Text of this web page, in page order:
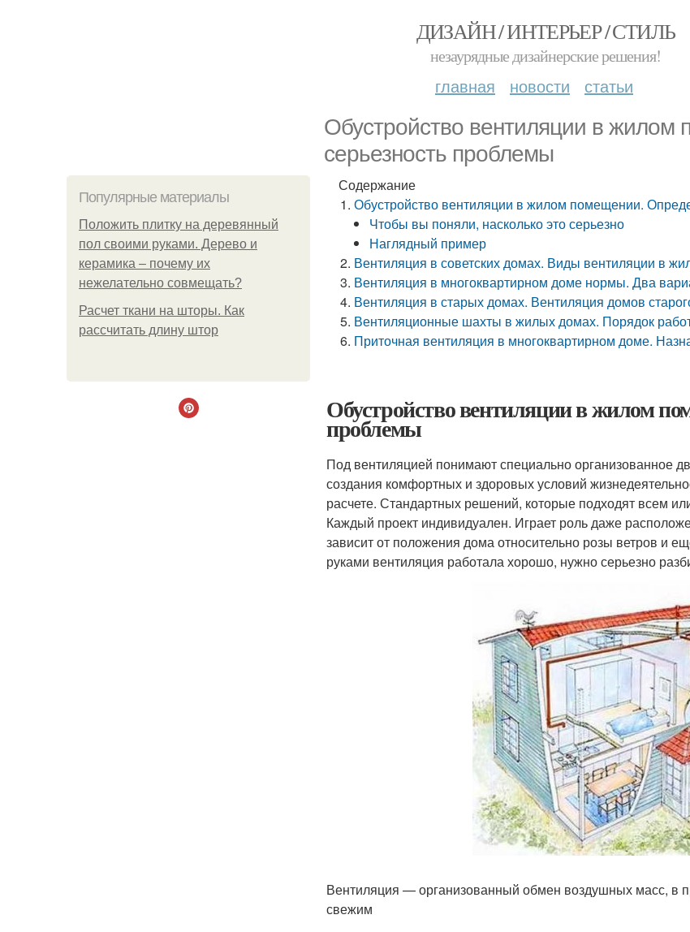
ДИЗАЙН / ИНТЕРЬЕР / СТИЛЬ
незаурядные дизайнерские решения!
главная новости статьи
Обустройство вентиляции в
серьезность проблемы
Популярные материалы
Положить плитку на деревянный
пол своими руками. Дерево и
керамика – почему их
нежелательно совмещать?
Расчет ткани на шторы. Как
рассчитать длину штор
Содержание
Обустройство вентиляции в жилом помещении.
Чтобы вы поняли, насколько это серьезно
Наглядный пример
Вентиляция в советских домах. Виды вентиляции в
Вентиляция в многоквартирном доме нормы. Два
Вентиляция в старых домах. Вентиляция домов
Вентиляционные шахты в жилых домах. Порядок
Приточная вентиляция в многоквартирном доме.
Обустройство вентиляции в жилом
проблемы
Под вентиляцией понимают специально организованное
создания комфортных и здоровых условий
расчете. Стандартных решений, которые подходят всем
Каждый проект индивидуален. Играет роль даже
зависит от положения дома относительно розы ветров и
руками вентиляция работала хорошо, нужно серьезно
Вентиляция — организованный обмен воздушных масс, в
свежим